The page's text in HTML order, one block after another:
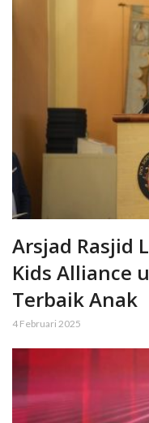
Arsjad Rasjid
Kids Alliance
Terbaik Anak
4 Februari 2025